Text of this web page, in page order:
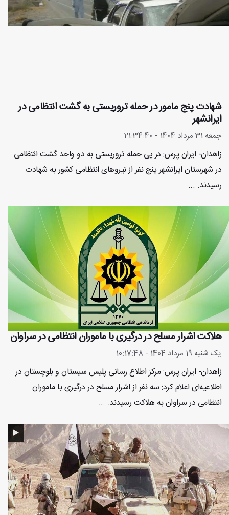
شهادت پنج مامور در حمله تروریستی به گشت انتظامی در
ایرانشهر
جمعه 31 مرداد 1404 - 21:34:40
زاهدان- ایران پرس: در پی حمله‌ تروریستی به دو واحد گشت انتظامی
در شهرستان ایرانشهر پنج نفر از نیروهای انتظامی کشور به شهادت
رسیدند. ...
هلاکت اشرار مسلح در درگیری با ماموران انتظامی در سراوان
یک شنبه 19 مرداد 1404 - 10:17:48
زاهدان- ایران پرس: مرکز اطلاع رسانی پلیس سیستان و بلوچستان در
اطلاعیه‌ای اعلام کرد: سه نفر از اشرار مسلح در درگیری با ماموران
انتظامی در سراوان به هلاکت رسیدند. ...